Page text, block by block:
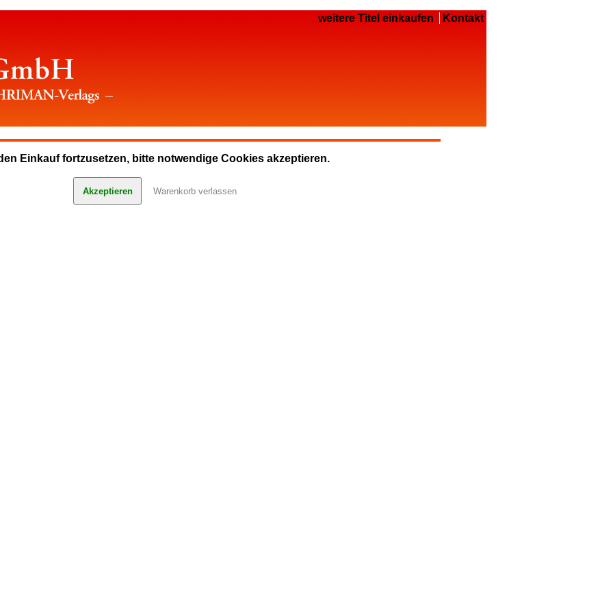
weitere Titel einkaufen Kontakt
Einkauf fortzusetzen, bitte notwendige Cookies akzeptieren.
Akzeptieren Warenkorb verlassen